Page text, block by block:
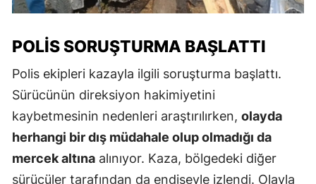
POLIS SORUŞTURMA BAŞLATTI
Polis ekipleri kazayla ilgili soruşturma başlattı.
Sürücünün direksiyon hakimiyetini
kaybetmesinin nedenleri araştırılırken, olayda
herhangi bir dış müdahale olup olmadığı da
mercek altına alınıyor. Kaza, bölgedeki diğer
sürücüler tarafından da endişeyle izlendi. Olayla